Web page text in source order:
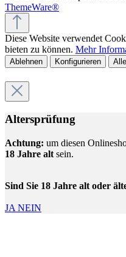
ThemeWare®
Diese Website verwendet
bieten zu können. Mehr
Ablehnen Konfigurieren
Altersprüfung
Achtung: um diesen
18 Jahre alt sein.
Sind Sie 18 Jahre alt oder
JA NEIN